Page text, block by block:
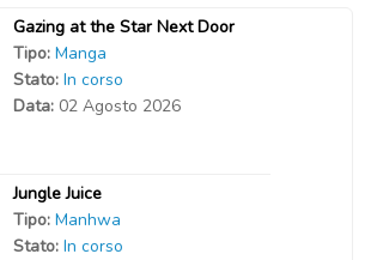
Gazing at the Star Next Door
Tipo: Manga
Stato: In corso
Data: 02 Agosto 2026
Jungle Juice
Tipo: Manhwa
Stato: In corso